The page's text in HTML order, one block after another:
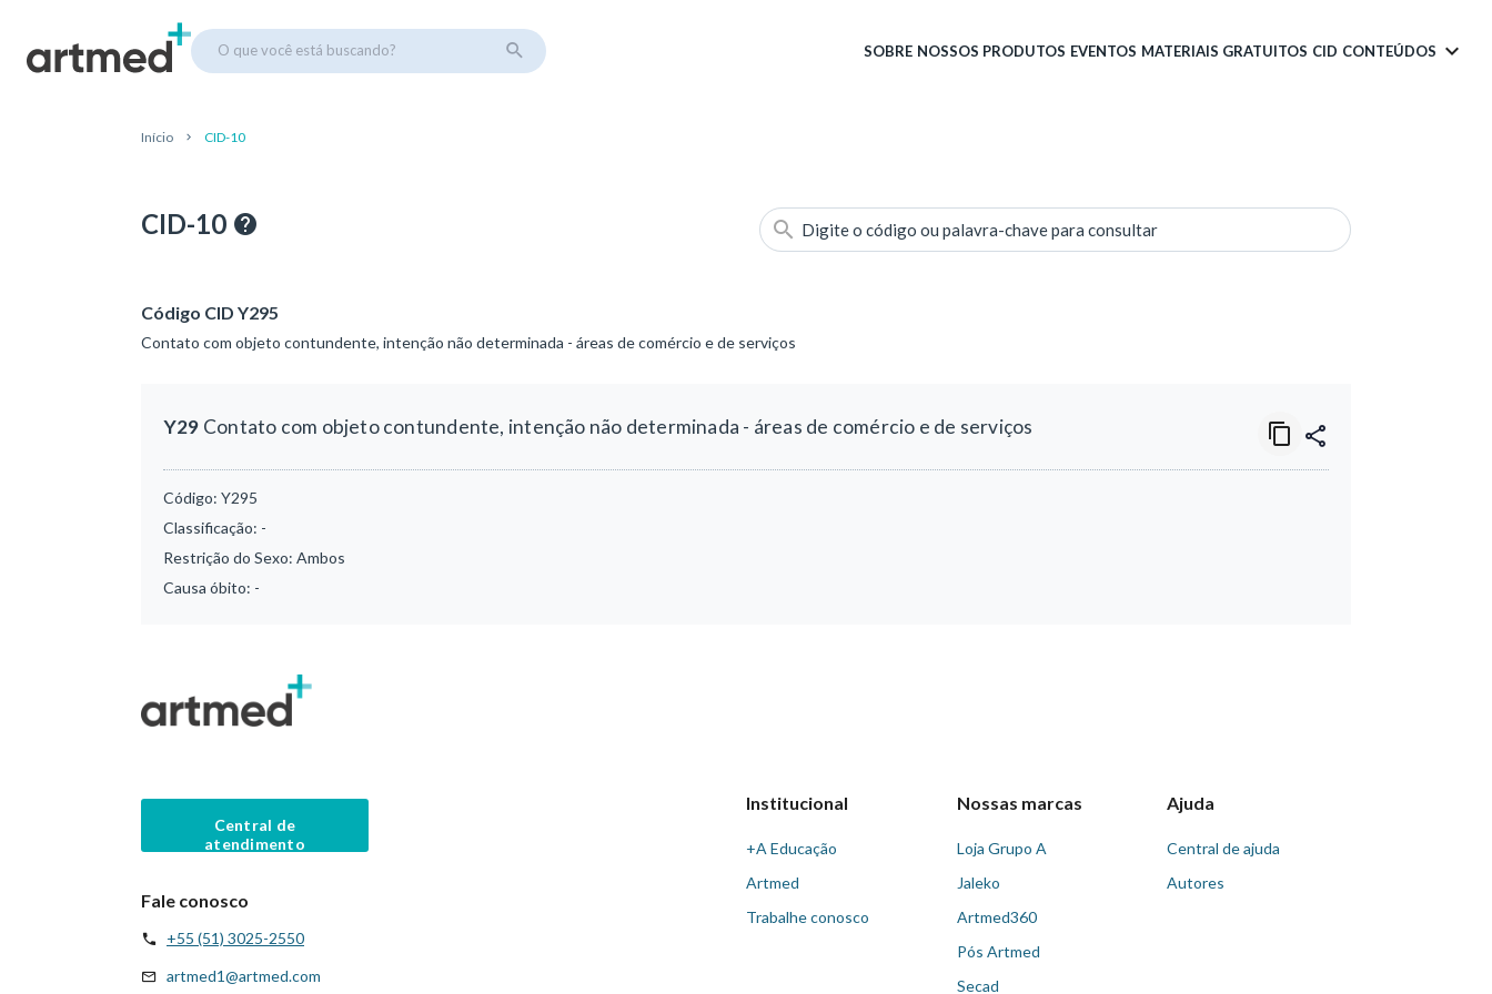
O que você está buscando? SOBRE NOSSOS PRODUTOS EVENTOS MATERIAIS GRATUITOS CID CONTEÚDOS
Início CID-10
CID-10 Digite o código ou palavra-chave para consultar
Código CID Y295
Contato com objeto contundente, intenção não determinada - áreas de comércio e de serviços
Y29 Contato com objeto contundente, intenção não determinada - áreas de comércio e de serviços
Código: Y295
Classificação: -
Restrição do Sexo: Ambos
Causa óbito: -
Central de
atendimento
Fale conosco
+55 (51) 3025-2550
artmed1@artmed.com
Institucional
+A Educação
Artmed
Trabalhe conosco
Nossas marcas
Loja Grupo A
Jaleko
Artmed360
Pós Artmed
Secad
Ajuda
Central de ajuda
Autores